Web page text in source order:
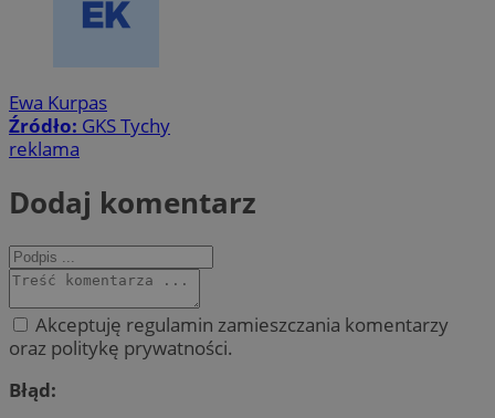
Ewa Kurpas
Źródło: GKS Tychy
reklama
Dodaj komentarz
Akceptuję regulamin zamieszczania komentarzy
oraz politykę prywatności.
Błąd: